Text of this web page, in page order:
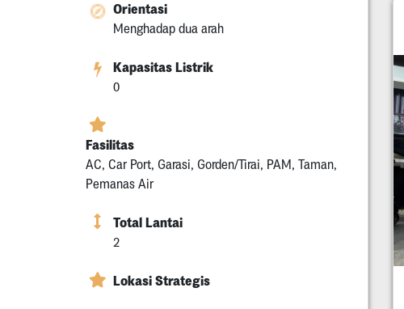
Orientasi
Menghadap dua arah
Kapasitas Listrik
0
Fasilitas
AC, Car Port, Garasi, Gorden/Tirai, PAM, Taman,
Pemanas Air
Total Lantai
2
Lokasi Strategis